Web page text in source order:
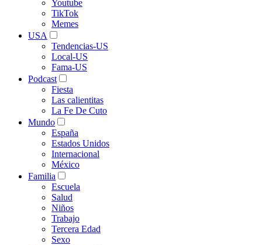
Youtube
TikTok
Memes
USA
Tendencias-US
Local-US
Fama-US
Podcast
Fiesta
Las calientitas
La Fe De Cuto
Mundo
España
Estados Unidos
Internacional
México
Familia
Escuela
Salud
Niños
Trabajo
Tercera Edad
Sexo